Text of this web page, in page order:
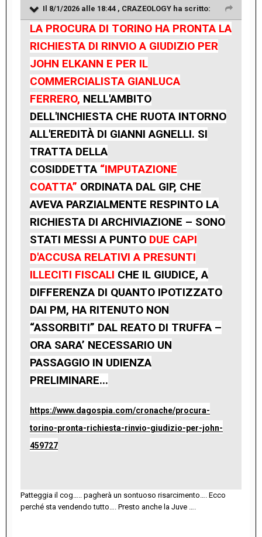
Il 8/1/2026 alle 18:44 , CRAZEOLOGY ha scritto:
LA PROCURA DI TORINO HA PRONTA LA
RICHIESTA DI RINVIO A GIUDIZIO PER
JOHN ELKANN E PER IL
COMMERCIALISTA GIANLUCA
FERRERO, NELL'AMBITO
DELL'INCHIESTA CHE RUOTA INTORNO
ALL'EREDITÀ DI GIANNI AGNELLI. SI
TRATTA DELLA
COSIDDETTA “IMPUTAZIONE
COATTA” ORDINATA DAL GIP, CHE
AVEVA PARZIALMENTE RESPINTO LA
RICHIESTA DI ARCHIVIAZIONE – SONO
STATI MESSI A PUNTO DUE CAPI
D'ACCUSA RELATIVI A PRESUNTI
ILLECITI FISCALI CHE IL GIUDICE, A
DIFFERENZA DI QUANTO IPOTIZZATO
DAI PM, HA RITENUTO NON
“ASSORBITI” DAL REATO DI TRUFFA –
ORA SARA’ NECESSARIO UN
PASSAGGIO IN UDIENZA
PRELIMINARE...
https://www.dagospia.com/cronache/procura-
torino-pronta-richiesta-rinvio-giudizio-per-john-
459727
Patteggia il cog….. pagherà un sontuoso risarcimento…. Ecco
perché sta vendendo tutto…. Presto anche la Juve ….